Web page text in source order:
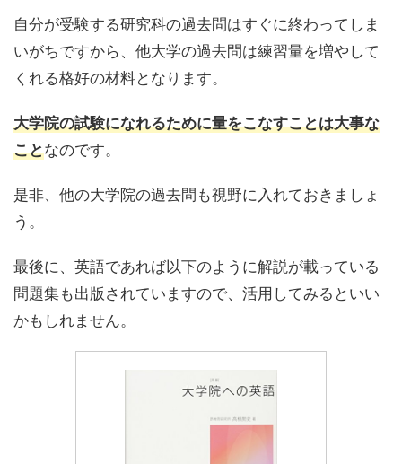
自分が受験する研究科の過去問はすぐに終わってしま
いがちですから、他大学の過去問は練習量を増やして
くれる格好の材料となります。
大学院の試験になれるために量をこなすことは大事な
ことなのです。
是非、他の大学院の過去問も視野に入れておきましょ
う。
最後に、英語であれば以下のように解説が載っている
問題集も出版されていますので、活用してみるといい
かもしれません。